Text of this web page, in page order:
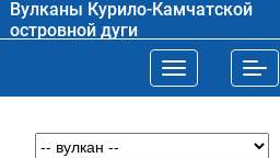
Вулканы Курило-Камчатской
островной дуги
Toggle